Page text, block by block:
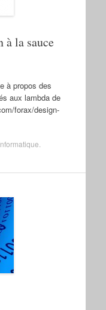
à la sauce
à propos des
aux lambda de
forax/design-